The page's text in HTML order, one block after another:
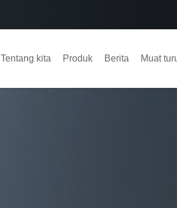
Tentang kita Produk Berita Muat